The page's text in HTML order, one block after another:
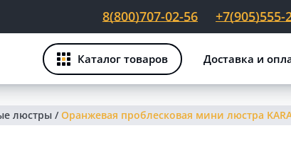
8(800)707-02-56 +7(905)555-
Каталог товаров Доставка и
люстры /Оранжевая проблесковая мини люстра